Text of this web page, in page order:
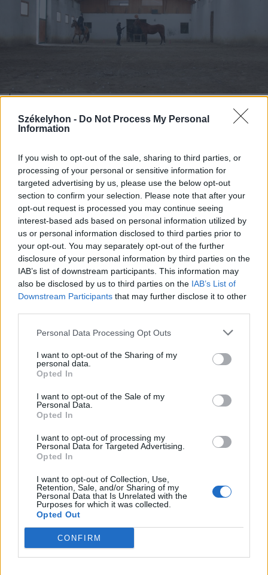
Székelyhon - Do Not Process My Personal
Information
If you wish to opt-out of the sale, sharing to third parties, or
processing of your personal or sensitive information for
targeted advertising by us, please use the below opt-out
section to confirm your selection. Please note that after your
opt-out request is processed you may continue seeing
interest-based ads based on personal information utilized by
us or personal information disclosed to third parties prior to
your opt-out. You may separately opt-out of the further
disclosure of your personal information by third parties on the
IAB’s list of downstream participants. This information may
also be disclosed by us to third parties on the IAB’s List of
Downstream Participants that may further disclose it to other
Personal Data Processing Opt Outs
I want to opt-out of the Sharing of my
personal data.
Opted In
I want to opt-out of the Sale of my
Personal Data.
Opted In
I want to opt-out of processing my
Personal Data for Targeted Advertising.
Opted In
I want to opt-out of Collection, Use,
Retention, Sale, and/or Sharing of my
Personal Data that Is Unrelated with the
Purposes for which it was collected.
Opted Out
CONFIRM
2025. február 15., szombat
A lovak iránti szeretet belénk van
kódolva
Korábbi cikkek betöltése
Hasznos
Impresszum
Szerzői jogok
Adatvédelmi tájékoztató
Cookie-kezelési tájékoztató
Nyomtatott lapjaink archívuma
Székely Hírmondó archívuma
Médiaajánlat
Látogatottsági adatok
Sütibeállítások